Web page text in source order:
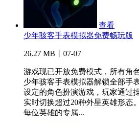
查看
少年骇客手表模拟器免费畅玩版
26.27 MB丨07-07
游戏现已开放免费模式，所有角
少年骇客手表模拟器解锁全部手
设定的角色扮演游戏，玩家通过
实时切换超过20种外星英雄形态
每位英雄的专属...